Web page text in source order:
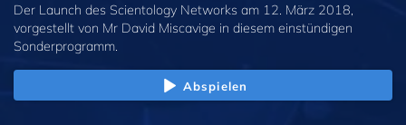
Der Launch des Scientology Networks am 12. März 2018,
vorgestellt von Mr David Miscavige in diesem einstündigen
Sonderprogramm.
Abspielen